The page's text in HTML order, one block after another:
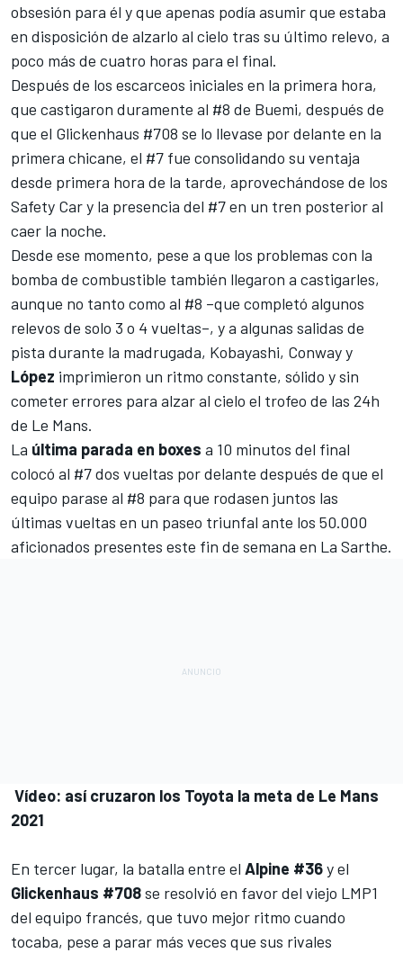
obsesión para él y que apenas podía asumir que estaba
en disposición de alzarlo al cielo tras su último relevo, a
poco más de cuatro horas para el final.
Después de los escarceos iniciales en la primera hora,
que castigaron duramente al #8 de Buemi, después de
que el Glickenhaus #708 se lo llevase por delante en la
primera chicane, el #7 fue consolidando su ventaja
desde primera hora de la tarde, aprovechándose de los
Safety Car y la presencia del #7 en un tren posterior al
caer la noche.
Desde ese momento, pese a que los problemas con la
bomba de combustible también llegaron a castigarles,
aunque no tanto como al #8 –que completó algunos
relevos de solo 3 o 4 vueltas–, y a algunas salidas de
pista durante la madrugada, Kobayashi, Conway y
López imprimieron un ritmo constante, sólido y sin
cometer errores para alzar al cielo el trofeo de las 24h
de Le Mans.
La última parada en boxes a 10 minutos del final
colocó al #7 dos vueltas por delante después de que el
equipo parase al #8 para que rodasen juntos las
últimas vueltas en un paseo triunfal ante los 50.000
aficionados presentes este fin de semana en La Sarthe.
Vídeo: así cruzaron los Toyota la meta de Le Mans
2021
En tercer lugar, la batalla entre el Alpine #36y el
Glickenhaus #708se resolvió en favor del viejo LMP1
del equipo francés, que tuvo mejor ritmo cuando
tocaba, pese a parar más veces que sus rivales